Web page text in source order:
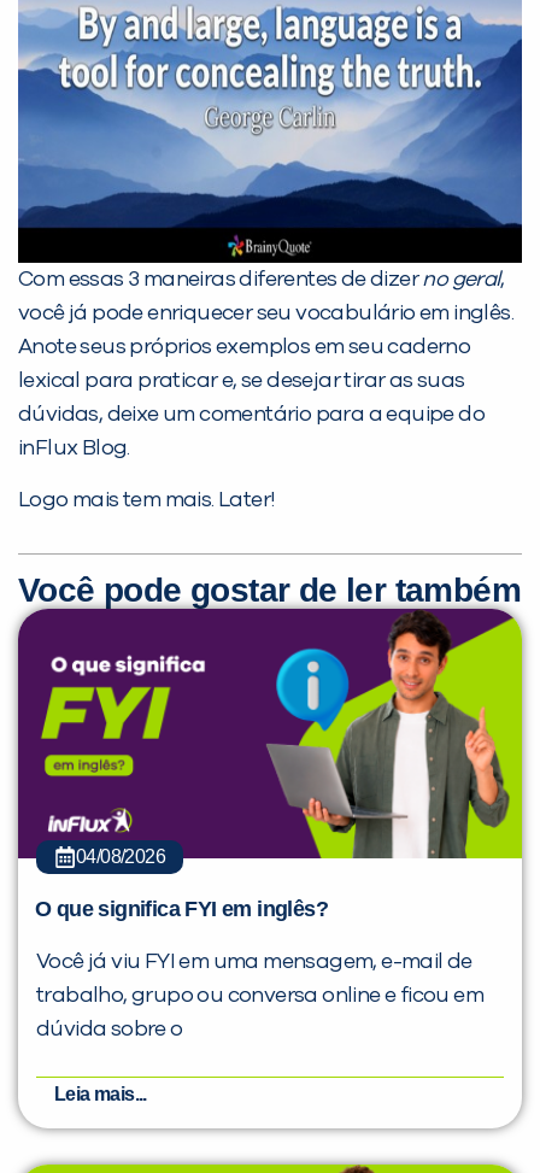
Com essas 3 maneiras diferentes de dizerno geral,
você já pode enriquecer seu vocabulário em inglês.
Anote seus próprios exemplos em seu caderno
lexical para praticar e, se desejar tirar as suas
dúvidas, deixe um comentário para a equipe do
inFlux Blog.
Logo mais tem mais. Later!
Você pode gostar de ler também
04/08/2026
O que significa FYI em inglês?
Você já viu FYI em uma mensagem, e-mail de
trabalho, grupo ou conversa online e ficou em
dúvida sobre o
Leia mais...